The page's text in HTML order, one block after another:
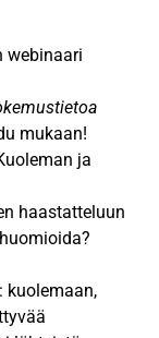
webinaari
mukaan!
ja
haastatteluun
kuolemaan,